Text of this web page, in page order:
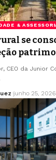
&
se
CEO da Junior
junho 25, 2026